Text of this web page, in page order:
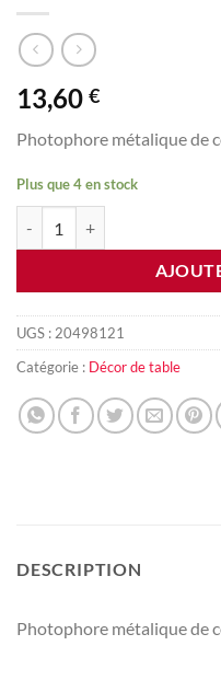
13,60 €
Photophore métalique de
Plus que 4 en stock
UGS :20498121
Catégorie : Décor de table
DESCRIPTION
Photophore métalique de